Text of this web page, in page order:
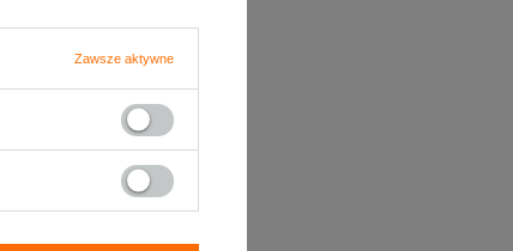
Zawsze aktywne